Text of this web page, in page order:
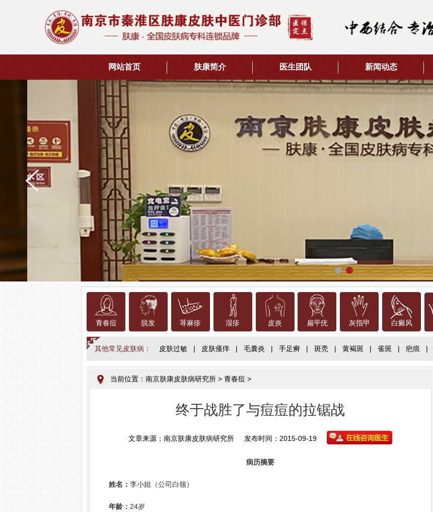
网站首页 肤康简介 医生团队 新闻动态
青春痘 脱发 荨麻疹 湿疹 皮炎 扁平疣 灰指甲 白癜风
其他常见皮肤病： 皮肤过敏 | 皮肤瘙痒 | 毛囊炎 | 手足癣 | 斑秃 | 黄褐斑 | 雀斑 | 疤痕 |
当前位置： 南京肤康皮肤病研究所 > 青春痘 >
终于战胜了与痘痘的拉锯战
文章来源：南京肤康皮肤病研究所 发布时间：2015-09-19
病历摘要
姓名： 李小姐（公司白领）
年龄： 24岁